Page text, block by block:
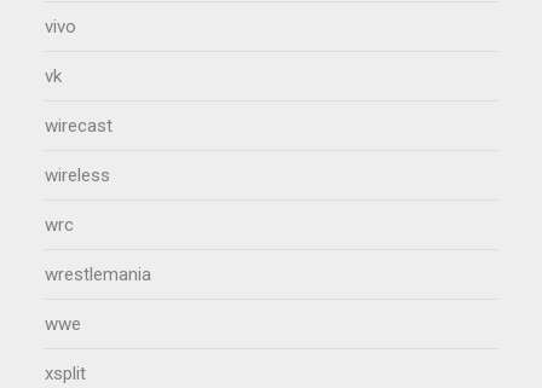
vivo
vk
wirecast
wireless
wrc
wrestlemania
wwe
xsplit